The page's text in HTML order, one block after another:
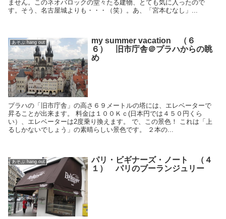
ません。このネオバロックの堂々たる建物、とても気に入ったので
す。そう、名古屋城よりも・・・（笑）。あ、「宮本むなし」...
あそぶ hang out
my summer vacation （６
６） 旧市庁舎＠プラハからの眺
め
プラハの「旧市庁舎」の高さ６９メートルの塔には、エレベーターで
昇ることが出来ます。 料金は１００Ｋｃ(日本円では４５０円くら
い）、エレベーターは2度乗り換えます。 で、この景色！ これは「上
るしかないでしょう」の素晴らしい景色です。 ２本の...
あそぶ hang out
パリ・ビギナーズ・ノート （４
１） パリのブーランジュリー